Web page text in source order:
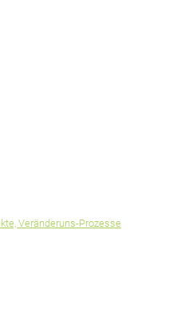
Veränderuns-Prozesse